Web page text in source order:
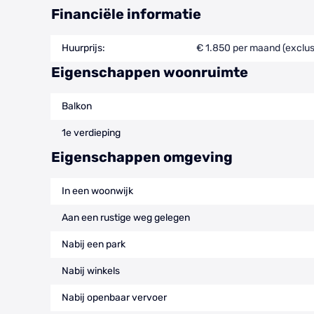
Financiële informatie
Huurprijs: € 1.850 per maand
Eigenschappen woonruimte
Balkon
1e verdieping
Eigenschappen omgeving
In een woonwijk
Aan een rustige weg gelegen
Nabij een park
Nabij winkels
Nabij openbaar vervoer